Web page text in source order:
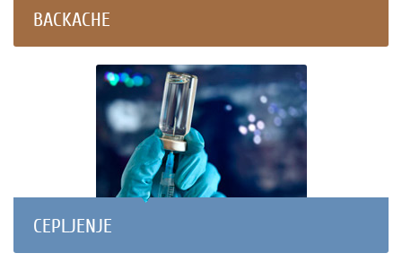
BACKACHE
CEPLJENJE